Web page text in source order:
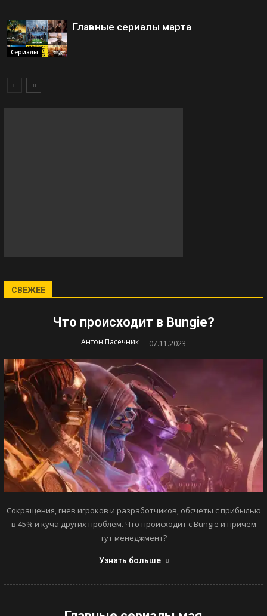
Сериалы
Главные сериалы марта
СВЕЖЕЕ
Что происходит в Bungie?
Антон Пасечник - 07.11.2023
Сокращения, гнев игроков и разработчиков, обсчеты с прибылью
в 45% и куча других проблем. Что происходит с Bungie и причем
тут менеджмент?
Узнать больше